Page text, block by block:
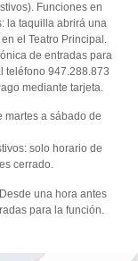
Funciones en
la taquilla abrirá una
el Teatro Principal.
de entradas para
teléfono 947.288.873
mediante tarjeta.
a sábado de
a 20:00 h.
horario de
cerrado.
Desde una hora antes
para la función.